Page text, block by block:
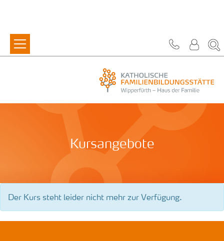
Kursangebote
Der Kurs steht leider nicht mehr zur Verfügung.